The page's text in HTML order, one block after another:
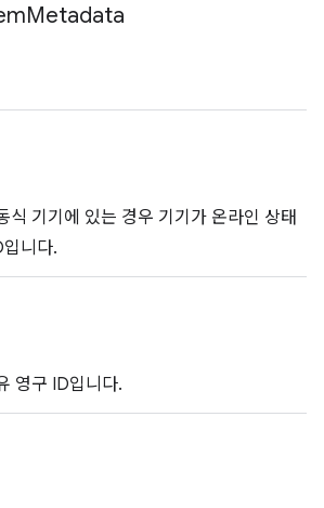
Metadata
식 기기에 있는 경우 기기가 온라인 상태
니다.
영구 ID입니다.